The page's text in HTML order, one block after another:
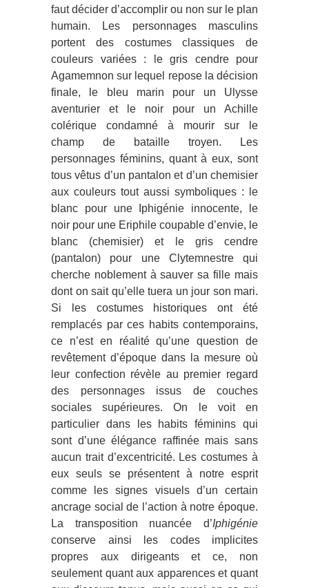
faut décider d’accomplir ou non sur le plan
humain. Les personnages masculins
portent des costumes classiques de
couleurs variées : le gris cendre pour
Agamemnon sur lequel repose la décision
finale, le bleu marin pour un Ulysse
aventurier et le noir pour un Achille
colérique condamné à mourir sur le
champ de bataille troyen. Les
personnages féminins, quant à eux, sont
tous vêtus d’un pantalon et d’un chemisier
aux couleurs tout aussi symboliques : le
blanc pour une Iphigénie innocente, le
noir pour une Eriphile coupable d’envie, le
blanc (chemisier) et le gris cendre
(pantalon) pour une Clytemnestre qui
cherche noblement à sauver sa fille mais
dont on sait qu’elle tuera un jour son mari.
Si les costumes historiques ont été
remplacés par ces habits contemporains,
ce n’est en réalité qu’une question de
revêtement d’époque dans la mesure où
leur confection révèle au premier regard
des personnages issus de couches
sociales supérieures. On le voit en
particulier dans les habits féminins qui
sont d’une élégance raffinée mais sans
aucun trait d’excentricité. Les costumes à
eux seuls se présentent à notre esprit
comme les signes visuels d’un certain
ancrage social de l’action à notre époque.
La transposition nuancée d’Iphigénie
conserve ainsi les codes implicites
propres aux dirigeants et ce, non
seulement quant aux apparences et quant